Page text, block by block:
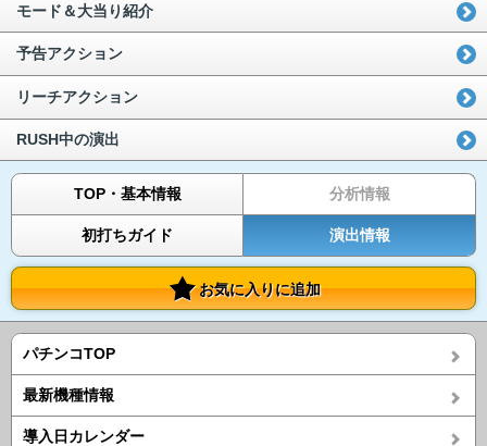
モード＆大当り紹介
予告アクション
リーチアクション
RUSH中の演出
TOP・基本情報 分析情報
初打ちガイド 演出情報
お気に入りに追加
パチンコTOP
最新機種情報
導入日カレンダー